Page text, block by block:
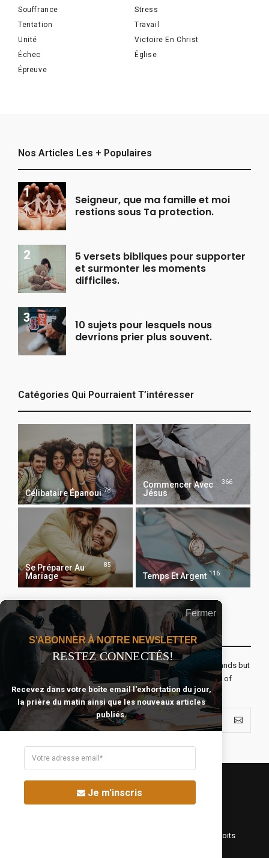
Souffrance
Stress
Tentation
Travail
Unité
Victoire En Christ
Échec
Église
Épreuve
Nos Articles Les + Populaires
Seigneur, que ma famille et moi
restions sous Ta protection.
5 versets bibliques pour supporter
et surmonter les moments
difficiles.
10 sujets pour lesquels nous
devrions prier plus souvent.
Catégories Qui Pourraient T’intéresser
Célibataire Épanoui 78
Commencer Avec
Jésus
366
Se Préparer Au
Mariage
85
Temps Et Argent 116
Recevoir Notre Newsletter Chaque Matin
The real voyage of discovery consists not in seeking new lands but
seeing with new eyes. All journeys have secret destinations of
which the traveler is unaware.
©Fréquence Chrétienne Production 2016-2025. Tous droits
Fermer
S'ABONNER À NOTRE NEWSLETTER
RESTEZ CONNECTÉS!
Recevez dans votre boîte email l'exhortation du jour,
la prière du matin ainsi que les nouveaux articles
publiés.
Je m'inscris